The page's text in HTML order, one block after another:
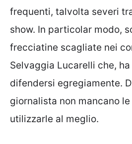
frequenti, talvolta severi
show. In particolar modo,
frecciatine scagliate nei
Selvaggia Lucarelli che,
difendersi egregiamente.
giornalista non mancano
utilizzarle al meglio.